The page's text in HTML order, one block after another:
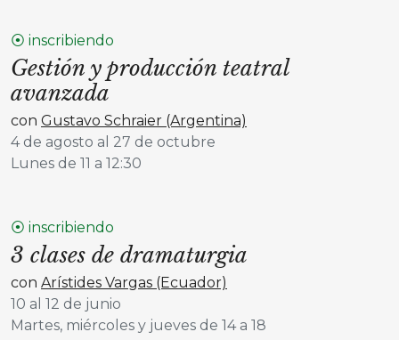
⦿ inscribiendo
Gestión y producción teatral
avanzada
con Gustavo Schraier (Argentina)
4 de agosto al 27 de octubre
Lunes de 11 a 12:30
⦿ inscribiendo
3 clases de dramaturgia
con Arístides Vargas (Ecuador)
10 al 12 de junio
Martes, miércoles y jueves de 14 a 18